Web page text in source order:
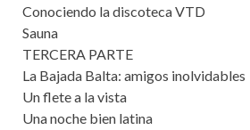
Conociendo la discoteca VTD
Sauna
TERCERA PARTE
La Bajada Balta: amigos inolvidables
Un flete a la vista
Una noche bien latina